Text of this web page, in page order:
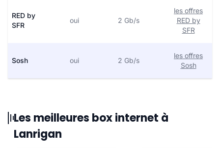
RED by
SFR
oui 2 Gb/s
les offres
RED by
SFR
Sosh oui 2 Gb/s
les offres
Sosh
Les meilleures box internet à
Lanrigan